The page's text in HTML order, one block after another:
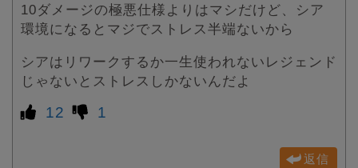
10ダメージの極悪仕様よりはマシだけど、シア
環境になるとマジでストレス半端ないから
シアはリワークするか一生使われないレジェンド
じゃないとストレスしかないんだよ
12 1
返信